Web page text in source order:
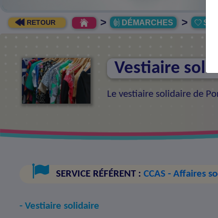
RETOUR > DÉMARCHES >
Vestiaire
Le vestiaire solidaire de
SERVICE RÉFÉRENT : CCAS - Affaires
- Vestiaire solidaire